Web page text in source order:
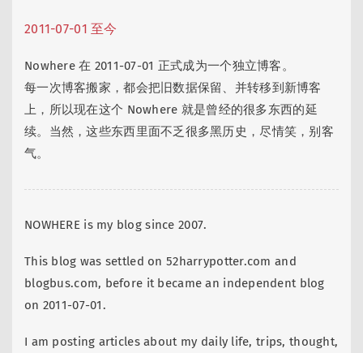
2011-07-01 至今
Nowhere 在 2011-07-01 正式成为一个独立博客。
每一次博客搬家，都会把旧数据保留、并转移到新博客
上，所以现在这个 Nowhere 就是曾经的很多东西的延
续。当然，这些东西里面不乏很多黑历史，尽情笑，别客
气。
NOWHERE is my blog since 2007.
This blog was settled on 52harrypotter.com and
blogbus.com, before it became an independent blog
on 2011-07-01.
I am posting articles about my daily life, trips, thought,